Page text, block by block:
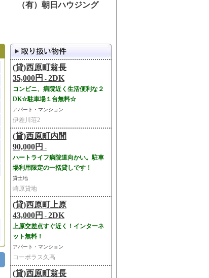
（有）朝日ハウジング
(貸)西原町翁長
35,000円 - 2DK
コンビニ、病院近く生活便利な２
DK☆駐車場１台無料☆
アパート・マンション
伊差川荘2
(貸)西原町内間
90,000円 -
ハートライフ病院道向かい。駐車
場利用限定の一括貸しです！
貸土地
崎原貸地
(貸)西原町上原
43,000円 - 2DK
上原交差点すぐ近く！インターネ
ット無料！
アパート・マンション
コーポラス久高
(貸)西原町翁長